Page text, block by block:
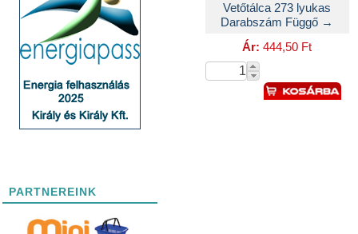
PARTNEREINK
Vetőtálca 273 lyukas
Darabszám Függő →
Ár:444,50 Ft